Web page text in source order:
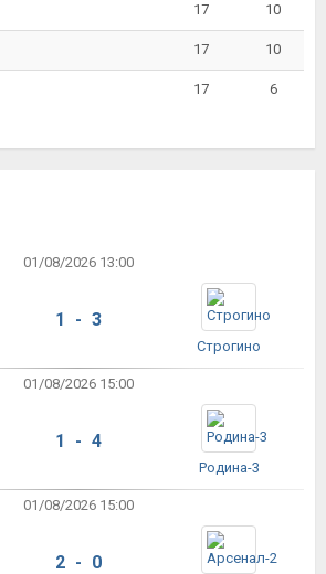
17 10
17 10
17 6
01/08/2026 13:00
1 - 3
Строгино
01/08/2026 15:00
1 - 4
Родина-3
01/08/2026 15:00
2 - 0